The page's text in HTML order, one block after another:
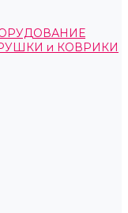
и КОВРИКИ